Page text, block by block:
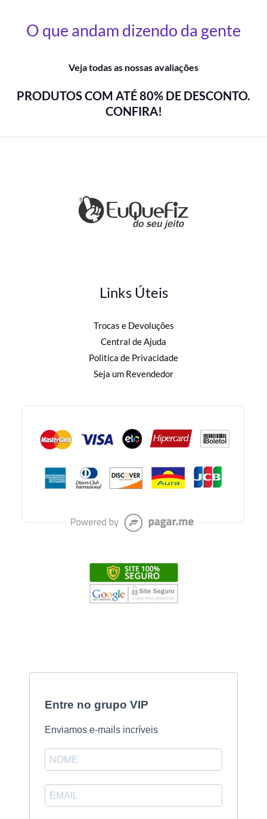
O que andam dizendo da gente
Veja todas as nossas avaliações
PRODUTOS COM ATÉ 80% DE DESCONTO.
CONFIRA!
Links Úteis
Trocas e Devoluções
Central de Ajuda
Politica de Privacidade
Seja um Revendedor
Entre no grupo VIP
Enviamos e-mails incríveis